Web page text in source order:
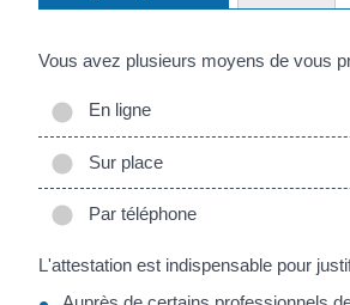
Vous avez plusieurs moyens de vous
En ligne
Sur place
Par téléphone
L'attestation est indispensable pour